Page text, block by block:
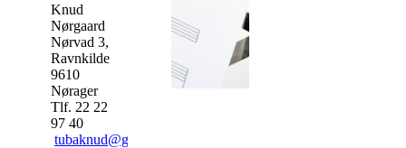
Knud
Nørgaard
Nørvad 3,
Ravnkilde
9610
Nørager
Tlf. 22 22
97 40
tubaknud@gmail.com